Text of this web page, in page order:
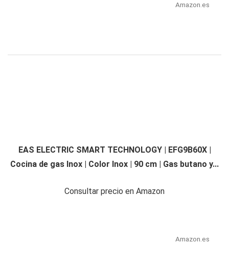
Amazon.es
EAS ELECTRIC SMART TECHNOLOGY | EFG9B60X |
Cocina de gas Inox | Color Inox | 90 cm | Gas butano y...
Consultar precio en Amazon
Amazon.es